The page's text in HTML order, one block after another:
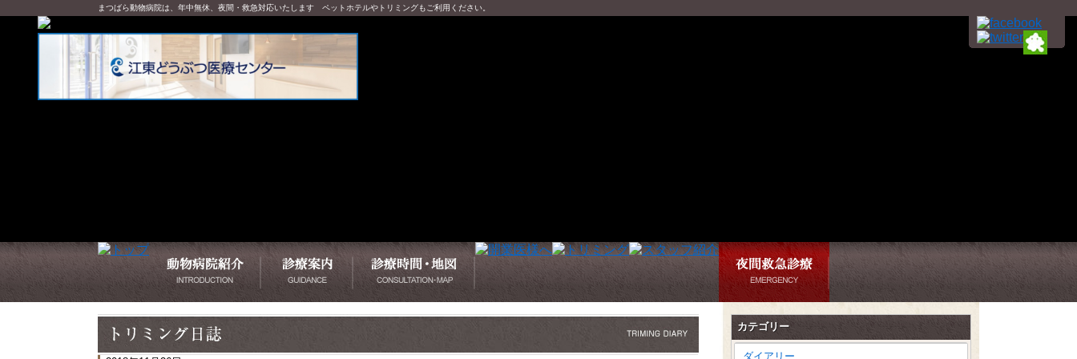
まつばら動物病院は、年中無休、夜間・救急対応いたします ペットホテルやトリミングもご利用ください。
カテゴリー
ダイアリー